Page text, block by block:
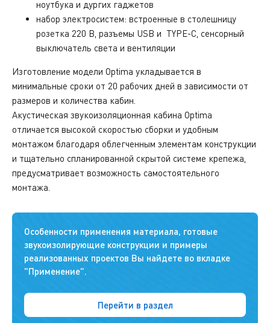
ноутбука и дургих гаджетов
набор электросистем: встроенные в столешницу
розетка 220 В, разъемы USB и TYPE-C, сенсорный
выключатель света и вентиляции
Изготовление модели Optima укладывается в
минимальные сроки от 20 рабочих дней в зависимости от
размеров и количества кабин.
Акустическая звукоизоляционная кабина Optima
отличается высокой скоростью сборки и удобным
монтажом благодаря облегченным элементам конструкции
и тщательно спланированной скрытой системе крепежа,
предусматривает возможность самостоятельного
монтажа.
Особенности применения материала, готовые
звукоизолирующие конструкции и примеры
реализованных проектов Вы найдете во вкладке
"Применение".
Перейти в раздел